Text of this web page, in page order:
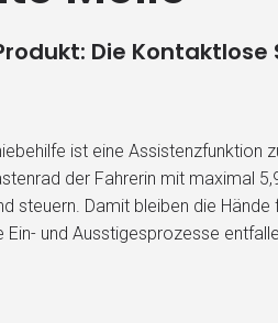
Die Kontaktlose
ist eine Assistenzfunktion
der Fahrerin mit maximal
steuern. Damit bleiben die Hände
Ein- und Ausstigesprozesse